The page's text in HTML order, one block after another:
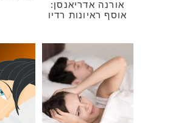
אורנה אדריאנסן:
אוסף ראיונות רדיו